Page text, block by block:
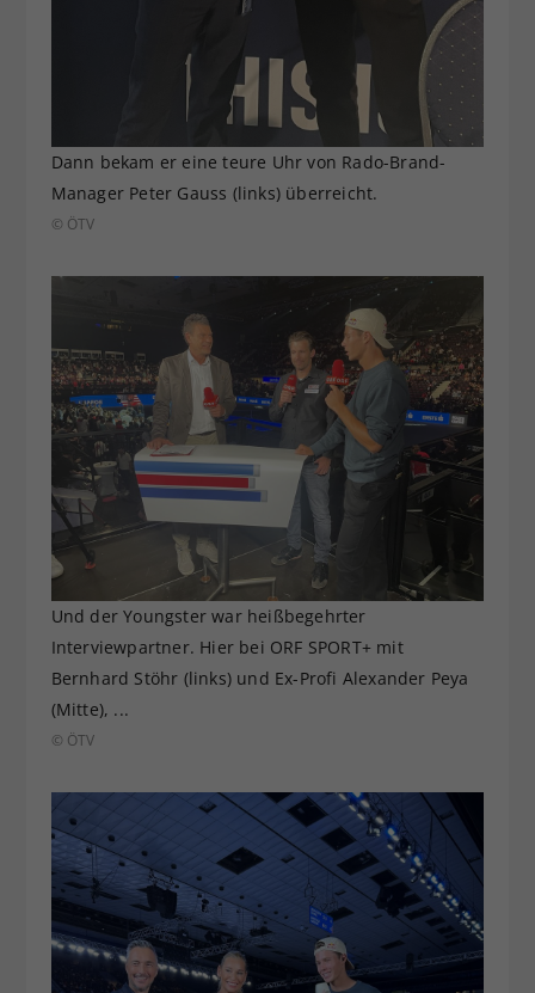
Dann bekam er eine teure Uhr von Rado-Brand-
Manager Peter Gauss (links) überreicht.
© ÖTV
Und der Youngster war heißbegehrter
Interviewpartner. Hier bei ORF SPORT+ mit
Bernhard Stöhr (links) und Ex-Profi Alexander Peya
(Mitte), ...
© ÖTV